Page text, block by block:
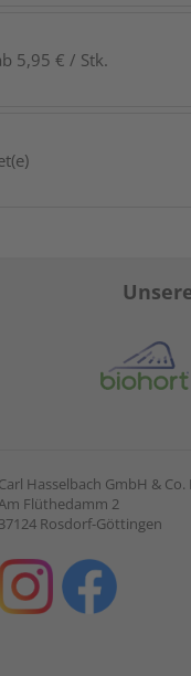
5,95 € / Stk.
Carl Hasselbach GmbH & Co.
Flüthedamm 2
37124 Rosdorf-Göttingen